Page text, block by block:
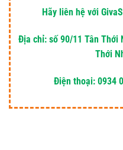
Hãy liên hệ với
Địa chỉ: số 90/11 Tân Thới
Thới
Điện thoại: 0934